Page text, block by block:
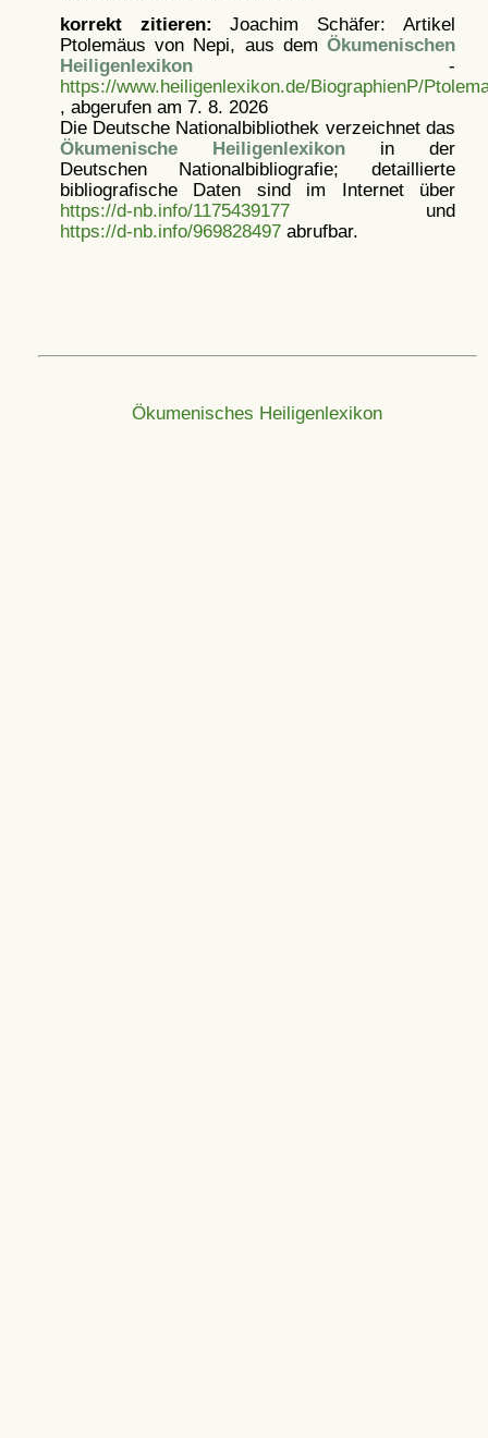
korrekt zitieren: Joachim Schäfer: Artikel
Ptolemäus von Nepi, aus dem Ökumenischen
Heiligenlexikon-
https://www.heiligenlexikon.de/BiographienP/
, abgerufen am 7. 8. 2026
Die Deutsche Nationalbibliothek verzeichnet das
Ökumenische Heiligenlexikonin der
Deutschen Nationalbibliografie; detaillierte
bibliografische Daten sind im Internet über
https://d-nb.info/1175439177und
https://d-nb.info/969828497abrufbar.
Ökumenisches Heiligenlexikon